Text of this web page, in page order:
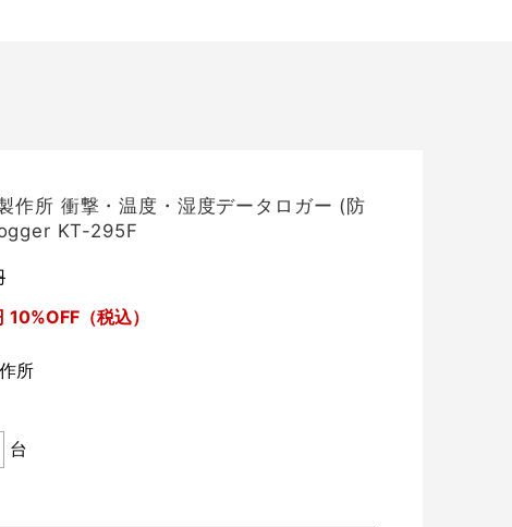
作所 衝撃・温度・湿度データロガー (防
KT-295F
10%OFF（税込）
所
台